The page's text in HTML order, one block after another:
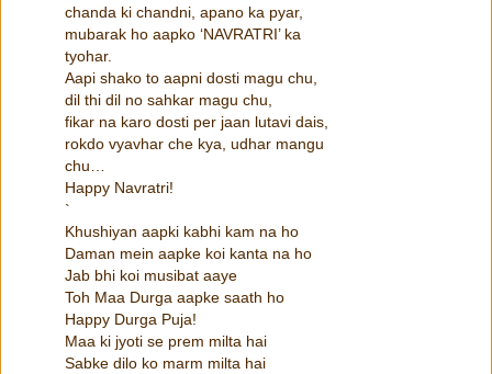
chanda ki chandni, apano ka pyar,
mubarak ho aapko ‘NAVRATRI’ ka
tyohar.
Aapi shako to aapni dosti magu chu,
dil thi dil no sahkar magu chu,
fikar na karo dosti per jaan lutavi dais,
rokdo vyavhar che kya, udhar mangu
chu…
Happy Navratri!
`
Khushiyan aapki kabhi kam na ho
Daman mein aapke koi kanta na ho
Jab bhi koi musibat aaye
Toh Maa Durga aapke saath ho
Happy Durga Puja!
Maa ki jyoti se prem milta hai
Sabke dilo ko marm milta hai